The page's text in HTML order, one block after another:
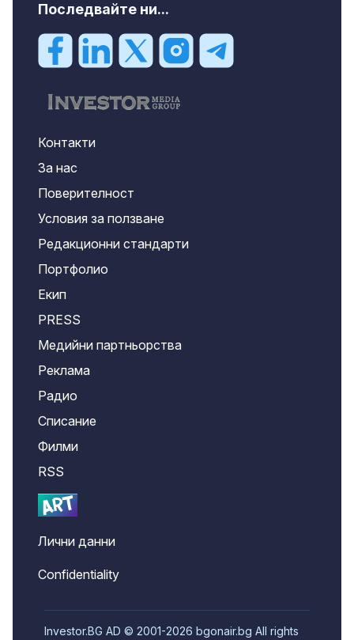
Последвайте ни...
Контакти
За нас
Поверителност
Условия за ползване
Редакционни стандарти
Портфолио
Екип
PRESS
Медийни партньорства
Реклама
Радио
Списание
Филми
RSS
Лични данни
Confidentiality
Investor.BG AD © 2001-2026 bgonair.bg All rights